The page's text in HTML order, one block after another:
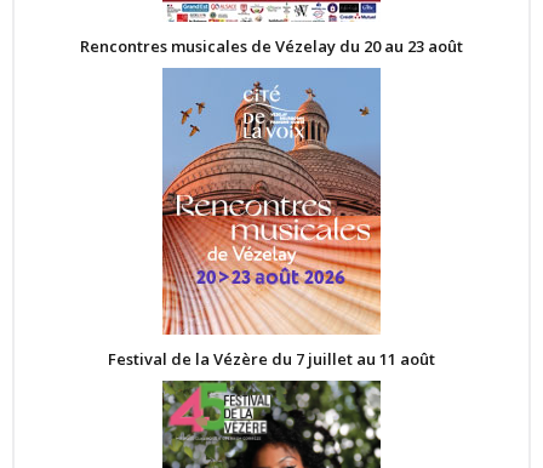
Rencontres musicales de Vézelay du 20 au 23 août
Festival de la Vézère du 7 juillet au 11 août